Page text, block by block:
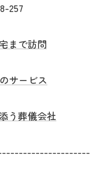
257
まで訪問
サービス
う葬儀会社